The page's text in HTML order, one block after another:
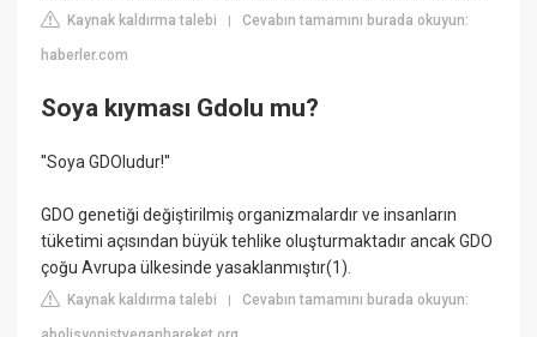
Kaynak kaldırma talebi |Cevabın tamamını burada okuyun:
haberler.com
Soya kıyması Gdolu mu?
''Soya GDOludur!''
GDO genetiği değiştirilmiş organizmalardır ve insanların
tüketimi açısından büyük tehlike oluşturmaktadır ancak GDO
çoğu Avrupa ülkesinde yasaklanmıştır(1).
Kaynak kaldırma talebi |Cevabın tamamını burada okuyun: